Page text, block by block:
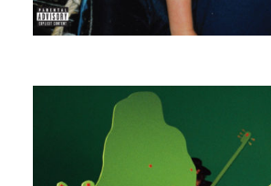
JONA RAIN
BOUT DE VERRE